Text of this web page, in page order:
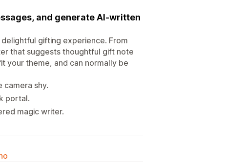
and generate AI-written
gifting experience. From
that suggests thoughtful gift note
your theme, and can normally be
camera shy.
portal.
magic writer.